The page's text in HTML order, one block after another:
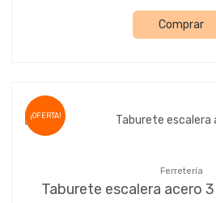
Comprar
¡OFERTA!
Ferretería
Taburete escalera acero